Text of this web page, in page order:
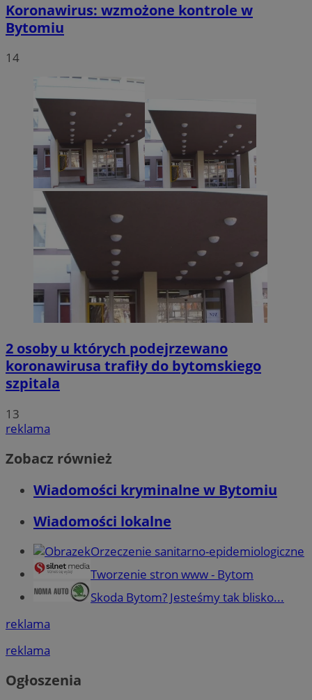
Koronawirus: wzmożone kontrole w
Bytomiu
14
2 osoby u których podejrzewano
koronawirusa trafiły do bytomskiego
szpitala
13
reklama
Zobacz również
Wiadomości kryminalne w Bytomiu
Wiadomości lokalne
Orzeczenie sanitarno-epidemiologiczne
Tworzenie stron www - Bytom
Skoda Bytom? Jesteśmy tak blisko...
reklama
reklama
Ogłoszenia